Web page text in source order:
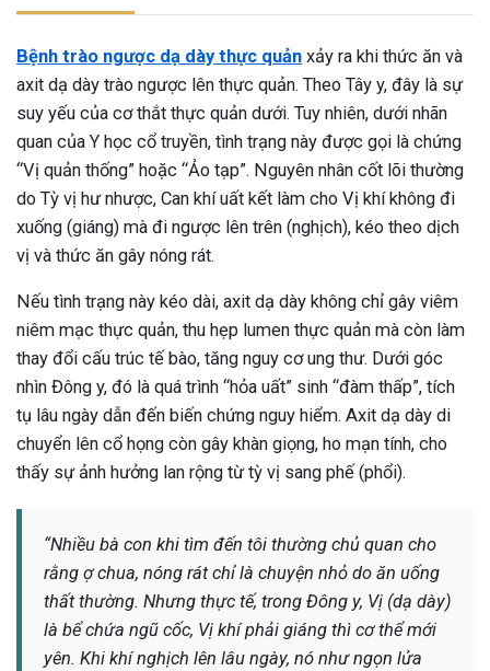
Bệnh trào ngược dạ dày thực quản xảy ra khi thức ăn và
axit dạ dày trào ngược lên thực quản. Theo Tây y, đây là sự
suy yếu của cơ thắt thực quản dưới. Tuy nhiên, dưới nhãn
quan của Y học cổ truyền, tình trạng này được gọi là chứng
“Vị quản thống” hoặc “Ảo tạp”. Nguyên nhân cốt lõi thường
do Tỳ vị hư nhược, Can khí uất kết làm cho Vị khí không đi
xuống (giáng) mà đi ngược lên trên (nghịch), kéo theo dịch
vị và thức ăn gây nóng rát.
Nếu tình trạng này kéo dài, axit dạ dày không chỉ gây viêm
niêm mạc thực quản, thu hẹp lumen thực quản mà còn làm
thay đổi cấu trúc tế bào, tăng nguy cơ ung thư. Dưới góc
nhìn Đông y, đó là quá trình “hỏa uất” sinh “đàm thấp”, tích
tụ lâu ngày dẫn đến biến chứng nguy hiểm. Axit dạ dày di
chuyển lên cổ họng còn gây khàn giọng, ho mạn tính, cho
thấy sự ảnh hưởng lan rộng từ tỳ vị sang phế (phổi).
“Nhiều bà con khi tìm đến tôi thường chủ quan cho
rằng ợ chua, nóng rát chỉ là chuyện nhỏ do ăn uống
thất thường. Nhưng thực tế, trong Đông y, Vị (dạ dày)
là bể chứa ngũ cốc, Vị khí phải giáng thì cơ thể mới
yên. Khi khí nghịch lên lâu ngày, nó như ngọn lửa